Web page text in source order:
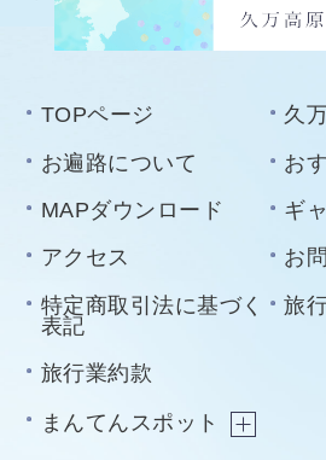
TOPページ
久
お遍路について
お
MAPダウンロード
ギ
アクセス
お
特定商取引法に基づく
表記
旅
旅行業約款
まんてんスポット